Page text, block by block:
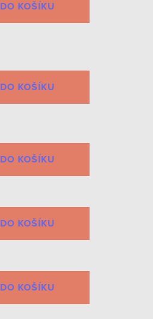
DO KOŠÍKU
DO KOŠÍKU
DO KOŠÍKU
DO KOŠÍKU
DO KOŠÍKU